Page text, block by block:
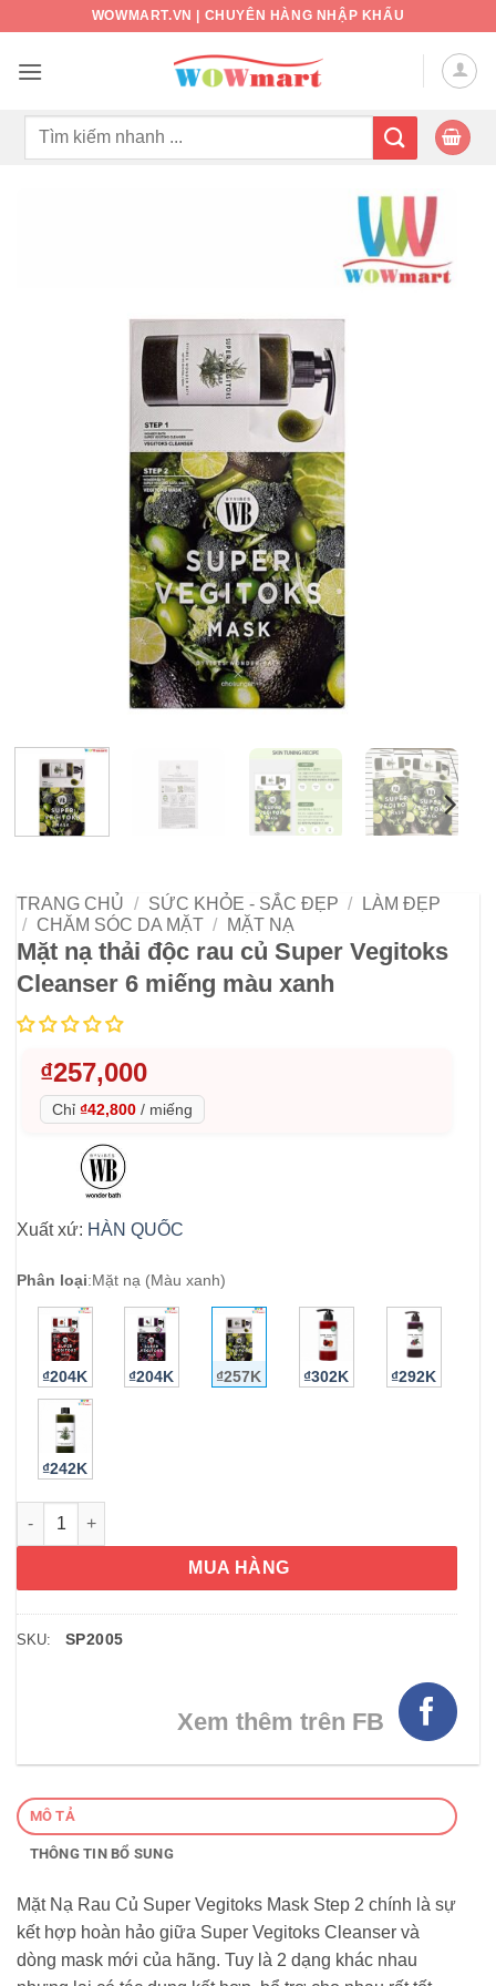
nội
WOWMART.VN | CHUYÊN HÀNG NHẬP KHẨU
Tìm
TRANG CHỦ / SỨC KHỎE - SẮC ĐẸP /
LÀM ĐẸP
/
CHĂM SÓC DA MẶT / MẶT NẠ
Mặt nạ thải độc rau củ Super Vegitoks
Cleanser 6 miếng màu xanh
₫257,000
Chỉ ₫42,800 / miếng
Xuất xứ: HÀN QUỐC
Phân loại:Mặt nạ (Màu xanh)
₫204K ₫204K ₫257K ₫302K ₫292K
₫242K
Mặt nạ thải độc rau củ Super Vegitoks Cleanser 6 miếng màu
MUA HÀNG
SKU: SP2005
Xem thêm trên FB
MÔ TẢ
THÔNG TIN BỔ SUNG
Mặt Nạ Rau Củ Super Vegitoks Mask Step 2 chính là sự
kết hợp hoàn hảo giữa Super Vegitoks Cleanser và
dòng mask mới của hãng. Tuy là 2 dạng khác nhau